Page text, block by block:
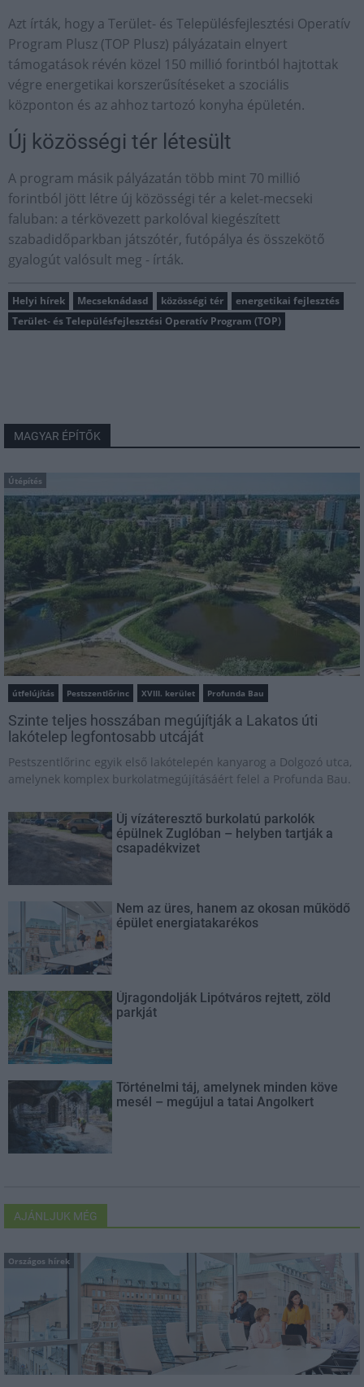
Azt írták, hogy a Terület- és Településfejlesztési Operatív
Program Plusz (TOP Plusz) pályázatain elnyert
támogatások révén közel 150 millió forintból hajtottak
végre energetikai korszerűsítéseket a szociális
központon és az ahhoz tartozó konyha épületén.
Új közösségi tér létesült
A program másik pályázatán több mint 70 millió
forintból jött létre új közösségi tér a kelet-mecseki
faluban: a térkövezett parkolóval kiegészített
szabadidőparkban játszótér, futópálya és összekötő
gyalogút valósult meg - írták.
Helyi hírek Mecseknádasd közösségi tér
energetikai fejlesztés
Terület- és Településfejlesztési Operatív Program (TOP)
MAGYAR ÉPÍTŐK
Útépítés
útfelújítás Pestszentlőrinc XVIII. kerület Profunda Bau
Szinte teljes hosszában megújítják a Lakatos úti
lakótelep legfontosabb utcáját
Pestszentlőrinc egyik első lakótelepén kanyarog a Dolgozó utca,
amelynek komplex burkolatmegújításáért felel a Profunda Bau.
Új vízáteresztő burkolatú parkolók
épülnek Zuglóban – helyben tartják a
csapadékvizet
Nem az üres, hanem az okosan működő
épület energiatakarékos
Újragondolják Lipótváros rejtett, zöld
parkját
Történelmi táj, amelynek minden köve
mesél – megújul a tatai Angolkert
AJÁNLJUK MÉG
Országos hírek